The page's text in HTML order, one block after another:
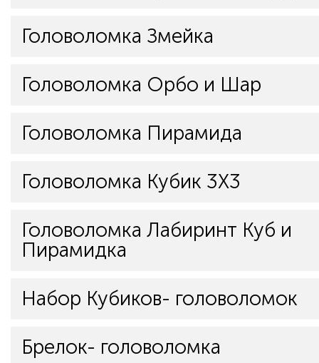
Головоломка Змейка
Головоломка Орбо и Шар
Головоломка Пирамида
Головоломка Кубик 3Х3
Головоломка Лабиринт Куб и
Пирамидка
Набор Кубиков- головоломок
Брелок- головоломка